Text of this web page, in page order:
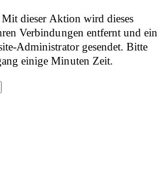
Mit dieser Aktion wird dieses
Verbindungen entfernt und ein
Administrator gesendet. Bitte
einige Minuten Zeit.